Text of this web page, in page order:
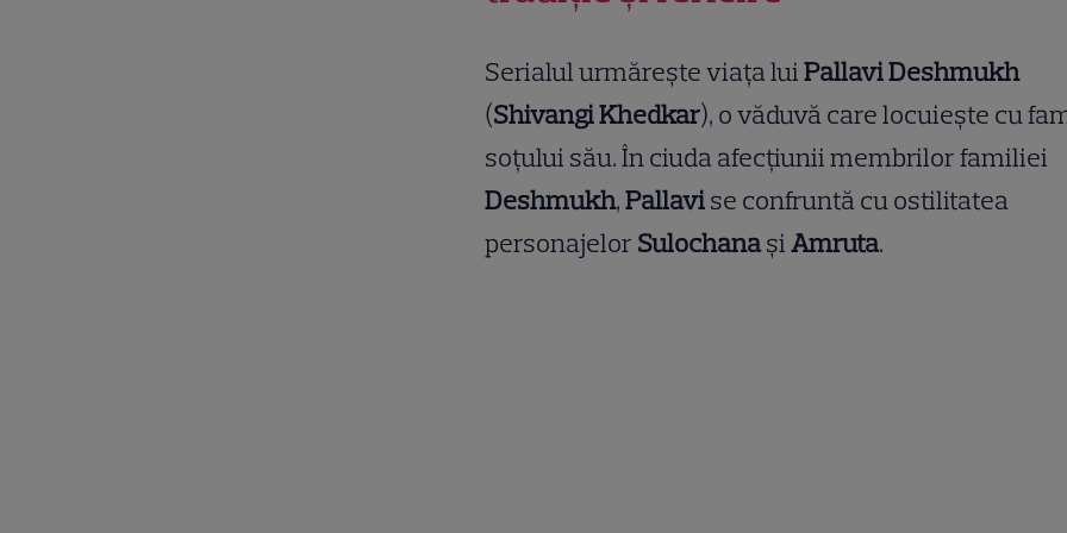
Serialul urmărește viața luiPallavi Deshmukh
(Shivangi Khedkar), o văduvă care locuiește cu
soțului său. În ciuda afecțiunii membrilor familiei
Deshmukh,Pallavise confruntă cu ostilitatea
personajelor SulochanașiAmruta.